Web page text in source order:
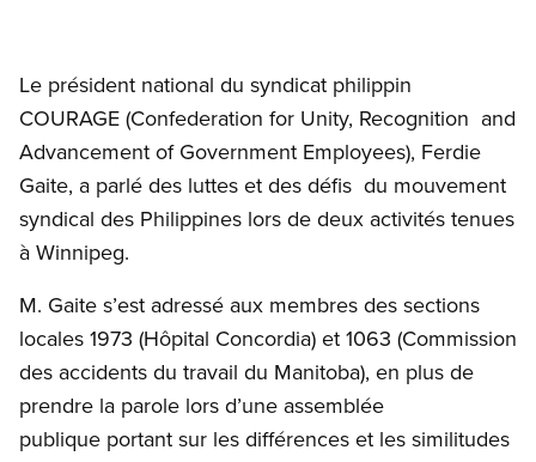
Open image in modal
Le président national du syndicat philippin
COURAGE (Confederation for Unity, Recognition and
Advancement of Government Employees), Ferdie
Gaite, a parlé des luttes et des défis du mouvement
syndical des Philippines lors de deux activités tenues
à Winnipeg.
M. Gaite s’est adressé aux membres des sections
locales 1973 (Hôpital Concordia) et 1063 (Commission
des accidents du travail du Manitoba), en plus de
prendre la parole lors d’une assemblée
publique portant sur les différences et les similitudes